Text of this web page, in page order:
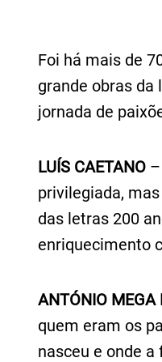
Foi há mais de
grande obras da
jornada de
LUÍS CAETANO
privilegiada,
das letras 200
enriquecimento
ANTÓNIO MEGA
quem eram os
nasceu e onde